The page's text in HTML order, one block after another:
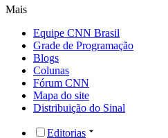
Mais
Equipe CNN Brasil
Grade de Programação
Blogs
Colunas
Fórum CNN
Mapa do site
Distribuição do Sinal
Editorias